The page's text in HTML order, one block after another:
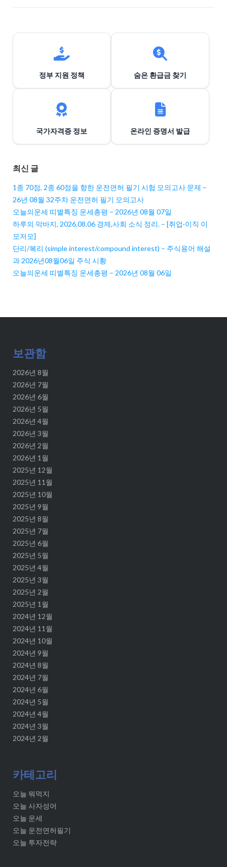
이
정부 지원 정책 숨은 환급금 찾기
국가자격증 정보 온라인 증명서 발급
최신 글
1종 70점, 2종 60점을 향한 운전면허 필기 시험 모의고사 문제 –
26년 08월 32주차 운전면허 필기 모의고사
오늘의운세 띠별특징 운세총평 – 2026년 08월 07일
하루의 막바지, 2026.08.06 경제,사회 소식 정리. – [취업·이직 이
모저모]
단리/복리 (simple interest/compound interest) – 주식용어 해설
과 2026년08월06일 주식 시황
오늘의운세 띠별특징 운세총평 – 2026년 08월 06일
보관함
2026년 8월
2026년 7월
2026년 6월
2026년 5월
2026년 4월
2026년 3월
2026년 2월
2026년 1월
2025년 12월
2025년 11월
2025년 10월
2025년 9월
2025년 8월
2025년 7월
2025년 6월
2025년 5월
2025년 4월
2025년 3월
2025년 2월
2025년 1월
2024년 12월
2024년 11월
2024년 10월
2024년 9월
2024년 8월
2024년 7월
2024년 6월
2024년 5월
2024년 4월
2024년 3월
2024년 2월
카테고리
오늘 뭐먹지
오늘 사자성어
오늘 운세
오늘 운전면허필기
오늘 투자전략